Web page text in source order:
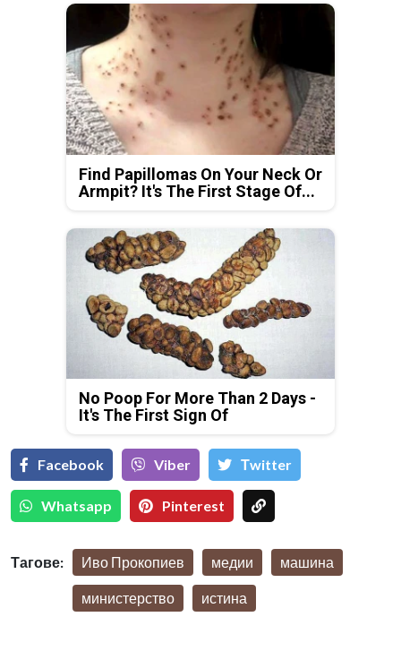
Find Papillomas On Your Neck Or
Armpit? It's The First Stage Of...
No Poop For More Than 2 Days -
It's The First Sign Of
Facebook Viber Тwitter
Whatsapp Pinterest
Тагове: Иво Прокопиев медии машина
министерство истина